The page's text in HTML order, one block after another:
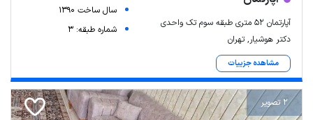
آپارتمان 52 متری طبقه سوم تک واحدی
دکتر هوشیار, تهران
مشاهده جزییات
سال ساخت 1390
شماره طبقه: 3
2 تصویر